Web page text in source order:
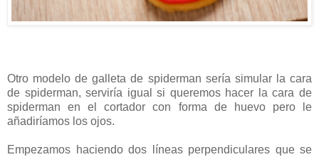
Otro modelo de galleta de spiderman sería simular la cara
de spiderman, serviría igual si queremos hacer la cara de
spiderman en el cortador con forma de huevo pero le
añadiríamos los ojos.
Empezamos haciendo dos líneas perpendiculares que se